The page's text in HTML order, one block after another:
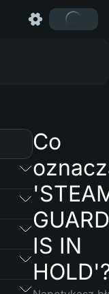
Co
GUARD
IS IN